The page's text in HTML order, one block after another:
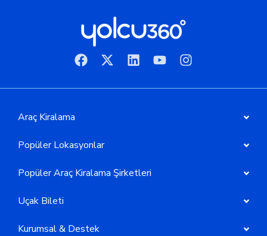
Araç Kiralama
Popüler Lokasyonlar
Popüler Araç Kiralama Şirketleri
Uçak Bileti
Kurumsal & Destek